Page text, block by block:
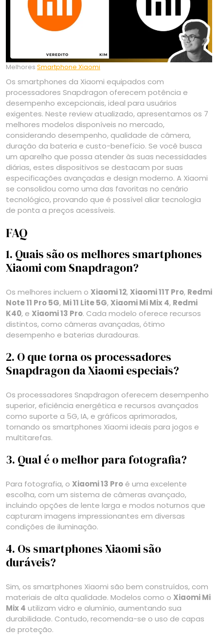
Melhores Smartphone Xiaomi
Os smartphones da Xiaomi equipados com
processadores Snapdragon oferecem potência e
desempenho excepcionais, ideal para usuários
exigentes. Neste review atualizado, apresentamos os 7
melhores modelos disponíveis no mercado,
considerando desempenho, qualidade de câmera,
duração da bateria e custo-benefício. Se você busca
um aparelho que possa atender às suas necessidades
diárias, estes dispositivos se destacam por suas
especificações avançadas e design moderno. A Xiaomi
se consolidou como uma das favoritas no cenário
tecnológico, provando que é possível aliar tecnologia
de ponta a preços acessíveis.
FAQ
1. Quais são os melhores smartphones
Xiaomi com Snapdragon?
Os melhores incluem o Xiaomi 12,Xiaomi 11T Pro, Redmi
Note 11 Pro 5G, Mi 11 Lite 5G,Xiaomi Mi Mix 4, Redmi
K40, e Xiaomi 13 Pro. Cada modelo oferece recursos
distintos, como câmeras avançadas, ótimo
desempenho e baterias duradouras.
2. O que torna os processadores
Snapdragon da Xiaomi especiais?
Os processadores Snapdragon oferecem desempenho
superior, eficiência energética e recursos avançados
como suporte a 5G, IA, e gráficos aprimorados,
tornando os smartphones Xiaomi ideais para jogos e
multitarefas.
3. Qual é o melhor para fotografia?
Para fotografia, o Xiaomi 13 Pro é uma excelente
escolha, com um sistema de câmeras avançado,
incluindo opções de lente larga e modos noturnos que
capturam imagens impressionantes em diversas
condições de iluminação.
4. Os smartphones Xiaomi são
duráveis?
Sim, os smartphones Xiaomi são bem construídos, com
materiais de alta qualidade. Modelos como o Xiaomi Mi
Mix 4 utilizam vidro e alumínio, aumentando sua
durabilidade. Contudo, recomenda-se o uso de capas
de proteção.